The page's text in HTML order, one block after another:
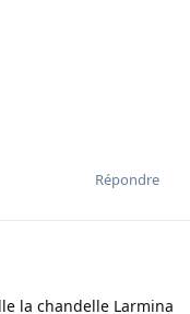
Répondre
la chandelle Larmina